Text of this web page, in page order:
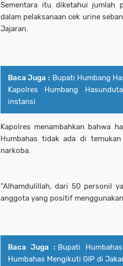
Sementara itu diketahui jumlah
dalam pelaksanaan cek urine
Jajaran.
Baca Juga : Bupati Humbang
Kapolres Humbang
instansi
Kapolres menambahkan bahwa
Humbahas tidak ada di
narkoba.
"Alhamdulillah, dari 50 personil
anggota yang positif
Baca Juga : Bupati
Humbahas Mengikuti GIP di